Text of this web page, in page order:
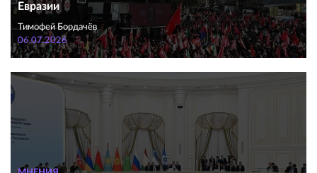
Евразии
Тимофей Бордачёв
06.07.2026